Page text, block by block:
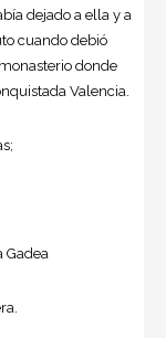
dejado a ella y a
cuando debió
donde
Valencia.
Gadea